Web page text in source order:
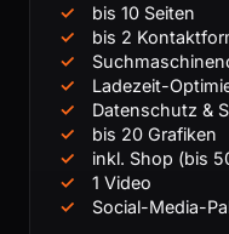
bis 10 Seiten
bis 2
Ladezeit-
Datenschutz &
bis 20 Grafiken
inkl. Shop (bis
1 Video
Social-Media-